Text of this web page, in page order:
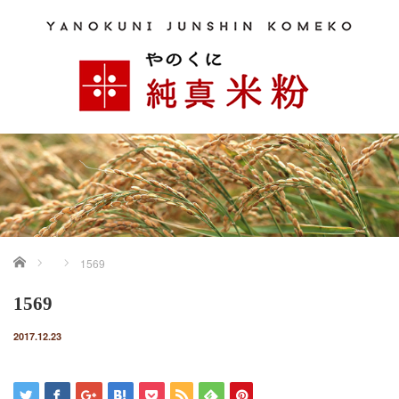
ホーム 1569
1569
2017.12.23